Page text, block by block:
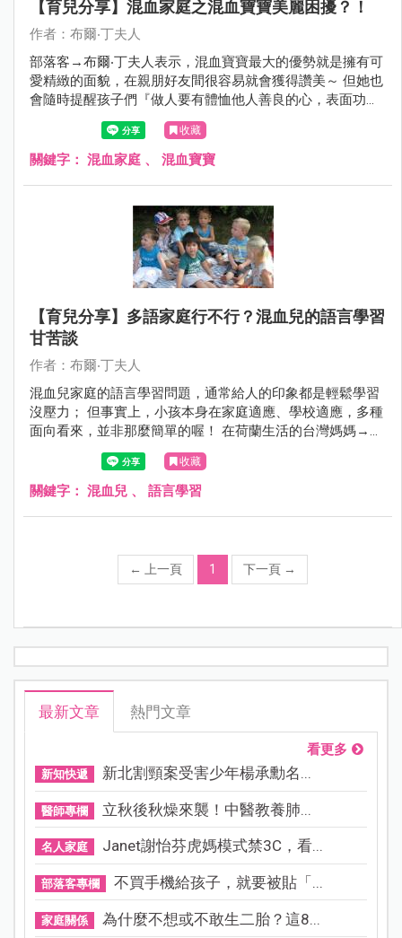
【育兒分享】混血家庭之混血寶寶美麗困擾？！
作者：布爾‧丁夫人
部落客→布爾‧丁夫人表示，混血寶寶最大的優勢就是擁有可
愛精緻的面貌，在親朋好友間很容易就會獲得讚美～ 但她也
會隨時提醒孩子們『做人要有體恤他人善良的心，表面功夫
都是淺顯的，只有真心，才值得永久保存』 真的是位很替孩
子們著想的模範媽咪～對吧：）
收藏
關鍵字： 混血家庭 、 混血寶寶
【育兒分享】多語家庭行不行？混血兒的語言學習
甘苦談
作者：布爾‧丁夫人
混血兒家庭的語言學習問題，通常給人的印象都是輕鬆學習
沒壓力； 但事實上，小孩本身在家庭適應、學校適應，多種
面向看來，並非那麼簡單的喔！ 在荷蘭生活的台灣媽媽→布
爾丁夫人分享了小孩在語言學習路上的甘苦談， 還有給混血
兒媽咪的寶貝語言學習Tips，歡迎抱著輕鬆的心情來看看
喔！
收藏
關鍵字： 混血兒 、 語言學習
← 上一頁 1 下一頁 →
最新文章 熱門文章
看更多
新知快遞 新北割頸案受害少年楊承勳名...
醫師專欄 立秋後秋燥來襲！中醫教養肺...
名人家庭 Janet謝怡芬虎媽模式禁3C，看...
部落客專欄 不買手機給孩子，就要被貼「...
家庭關係 為什麼不想或不敢生二胎？這8...